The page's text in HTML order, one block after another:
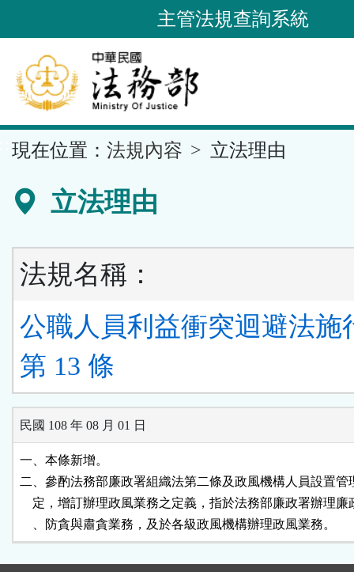
到
要
內
容
區
主管法規查詢系統
現在位置： 法規內容 立法理由
立法理由
法規名稱：
公職人員利益衝突迴避法施
第 13 條
民國 108 年 08 月 01 日
一、本條新增。
二、參酌法務部廉政署組織法第二條及政風機構人員設置
定，增訂辦理政風業務之定義，指於法務部廉政署辦理
    、防貪與肅貪業務，及於各級政風機構辦理政風業務。